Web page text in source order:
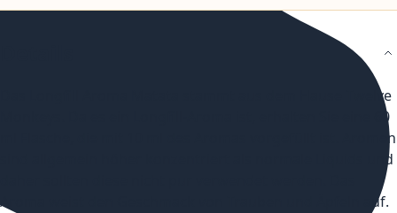
Das Longfill Aroma Matata stammt aus dem Hause Twelve
Monkeys. Da es ein Longfill-Aroma ist, erhalten Sie eine 60
ml Flasche, die mit 10 ml des Aromas vorgefüllt ist. Aromen
sind allgemein höher konzentriert als normale Liquids und
Aroma weist den Geschmack von Trauben und Äpfeln auf.